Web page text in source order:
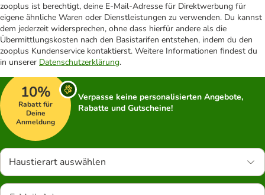
zooplus ist berechtigt, deine E-Mail-Adresse für Direktwerbung für
eigene ähnliche Waren oder Dienstleistungen zu verwenden. Du kannst
dem jederzeit widersprechen, ohne dass hierfür andere als die
Übermittlungskosten nach den Basistarifen entstehen, indem du den
zooplus Kundenservice kontaktierst. Weitere Informationen findest du
in unserer Datenschutzerklärung.
10%
Rabatt für
Deine
Anmeldung
Verpasse keine personalisierten Angebote,
Rabatte und Gutscheine!
Haustierart auswählen